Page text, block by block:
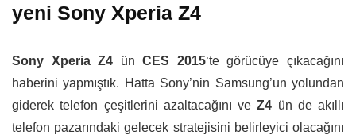
yeni Sony Xperia Z4
Sony Xperia Z4 ünCES 2015‘te görücüye çıkacağını
haberini yapmıştık. Hatta Sony’nin Samsung’un yolundan
giderek telefon çeşitlerini azaltacağını veZ4 ün de akıllı
telefon pazarındaki gelecek stratejisini belirleyici olacağını